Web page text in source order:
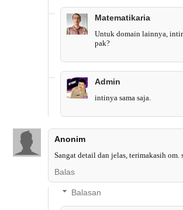
Matematikaria
Untuk domain lainnya,
pak?
Admin
intinya sama saja.
Anonim
Sangat detail dan jelas, terimakasih om.
Balas
Balasan